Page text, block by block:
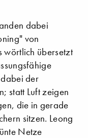
dabei
von
wörtlich übersetzt
der
statt Luft zeigen
die in gerade
sitzen. Leong
Netze